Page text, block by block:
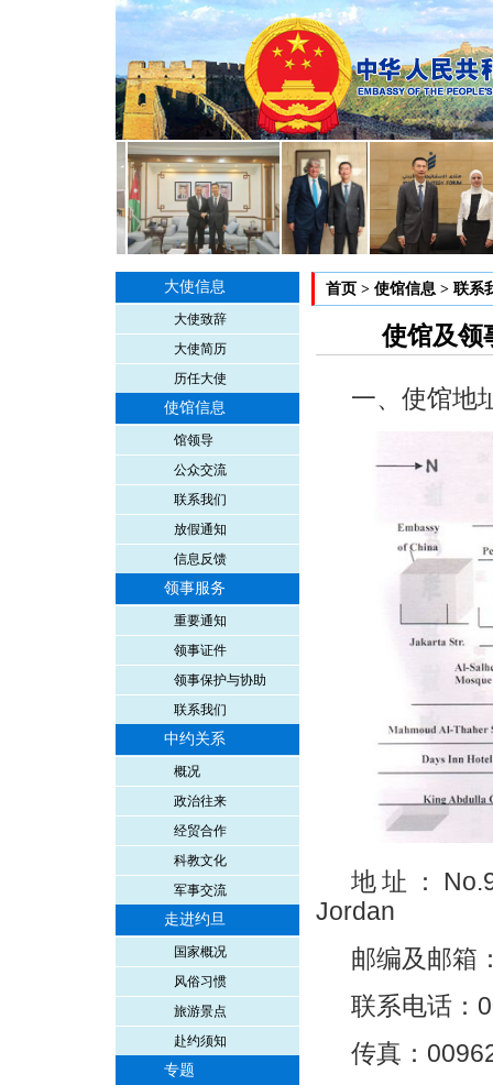
大使信息
大使致辞
大使简历
历任大使
使馆信息
馆领导
公众交流
联系我们
放假通知
信息反馈
领事服务
重要通知
领事证件
领事保护与协助
联系我们
中约关系
概况
政治往来
经贸合作
科教文化
军事交流
走进约旦
国家概况
风俗习惯
旅游景点
赴约须知
专题
首页 > 使馆信息 > 联系
使馆及领
一、使馆地
地址：
Jordan
邮编及邮箱
联系电话：
传真：